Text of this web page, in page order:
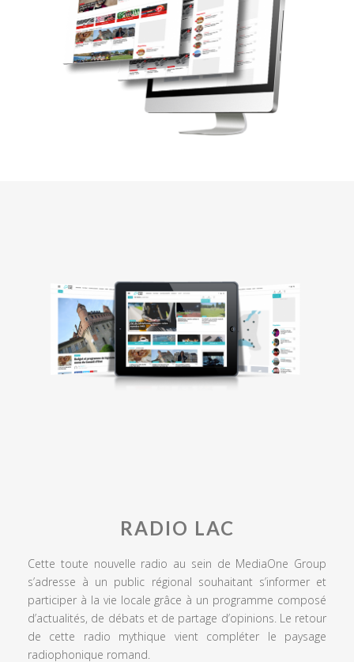
RADIO LAC
Cette toute nouvelle radio au sein de MediaOne Group
s’adresse à un public régional souhaitant s’informer et
participer à la vie locale grâce à un programme composé
d’actualités, de débats et de partage d’opinions. Le retour
de cette radio mythique vient compléter le paysage
radiophonique romand.